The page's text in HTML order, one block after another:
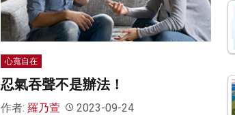
心寬自在
忍氣吞聲不是辦法！
作者: 羅乃萱 2023-09-24